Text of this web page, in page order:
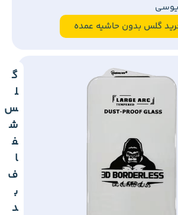
گلس بدون حاشیه عمده
گ
ل
س
ش
ف
ا
ف
ب
د